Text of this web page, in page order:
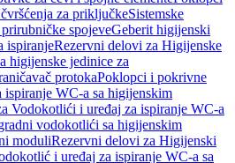
za priključkeSistemske
spojeveGeberit higijenski
ispiranjeRezervni delovi za Higijenske
higijenske jedinice za
protokaPoklopci i pokrivne
WC-a sa higijenskim
Vodokotlići i uređaj za ispiranje WC-a
vodokotlići sa higijenskim
moduliRezervni delovi za Higijenski
i uređaj za ispiranje WC-a sa